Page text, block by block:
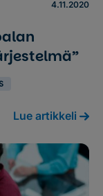
4.11.2020
Lue artikkeli